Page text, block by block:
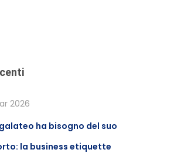
2026
ha bisogno del suo
la business etiquette